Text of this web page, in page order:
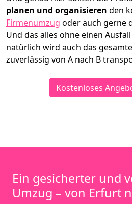
planen und organisieren den
Firmenumzug oder auch gerne
Und das alles ohne einen
natürlich wird auch das
zuverlässig von A nach B
Kostenloses
Ein gesicherter und
Umzug – von Erfurt